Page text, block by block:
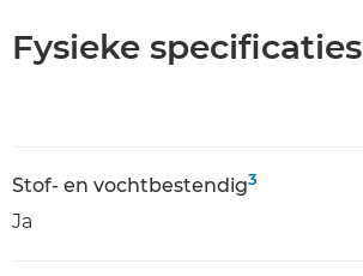
Fysieke specificaties
Stof- en vochtbestendig3
Ja